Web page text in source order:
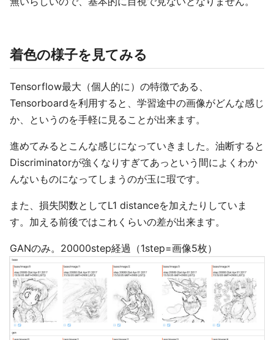
着色の様子を見てみる
Tensorflow最大（個人的に）の特徴である、
Tensorboardを利用すると、学習途中の画像がどんな感じ
か、というのを手軽に見ることが出来ます。
進めてみるとこんな感じになっていきました。油断すると
Discriminatorが強くなりすぎてあっという間によくわか
んないものになってしまうのが玉に瑕です。
また、損失関数としてL1 distanceを加えたりしていま
す。加える前後ではこれくらいの差が出来ます。
GANのみ。20000step経過（1step=画像5枚）